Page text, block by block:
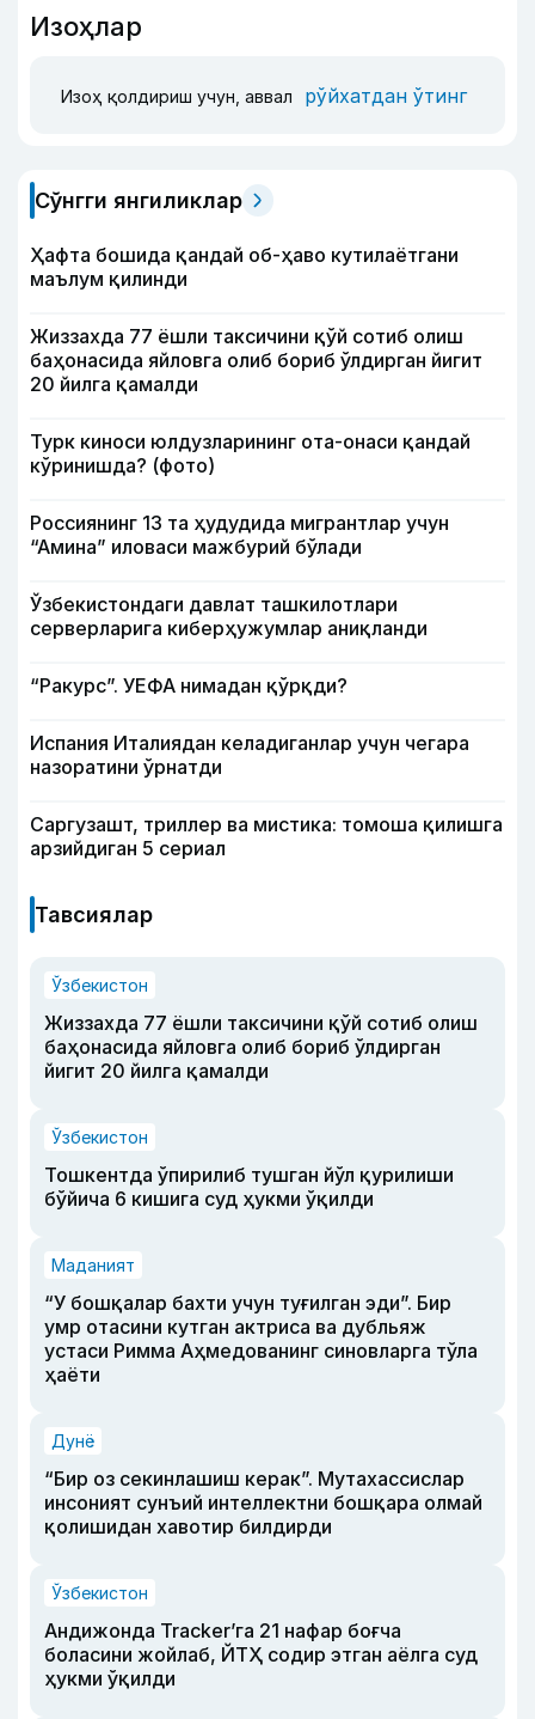
Изоҳлар
Изоҳ қолдириш учун, аввал рўйхатдан ўтинг
Сўнгги янгиликлар
Ҳафта бошида қандай об-ҳаво кутилаётгани
маълум қилинди
Жиззахда 77 ёшли таксичини қўй сотиб олиш
баҳонасида яйловга олиб бориб ўлдирган йигит
20 йилга қамалди
Турк киноси юлдузларининг ота-онаси қандай
кўринишда? (фото)
Россиянинг 13 та ҳудудида мигрантлар учун
“Амина” иловаси мажбурий бўлади
Ўзбекистондаги давлат ташкилотлари
серверларига киберҳужумлар аниқланди
“Ракурс”. УЕФА нимадан қўрқди?
Испания Италиядан келадиганлар учун чегара
назоратини ўрнатди
Саргузашт, триллер ва мистика: томоша қилишга
арзийдиган 5 сериал
Тавсиялар
Ўзбекистон
Жиззахда 77 ёшли таксичини қўй сотиб олиш
баҳонасида яйловга олиб бориб ўлдирган
йигит 20 йилга қамалди
Ўзбекистон
Тошкентда ўпирилиб тушган йўл қурилиши
бўйича 6 кишига суд ҳукми ўқилди
Маданият
“У бошқалар бахти учун туғилган эди”. Бир
умр отасини кутган актриса ва дубльяж
устаси Римма Аҳмедованинг синовларга тўла
ҳаёти
Дунё
“Бир оз секинлашиш керак”. Мутахассислар
инсоният сунъий интеллектни бошқара олмай
қолишидан хавотир билдирди
Ўзбекистон
Андижонда Tracker’га 21 нафар боғча
боласини жойлаб, ЙТҲ содир этган аёлга суд
ҳукми ўқилди